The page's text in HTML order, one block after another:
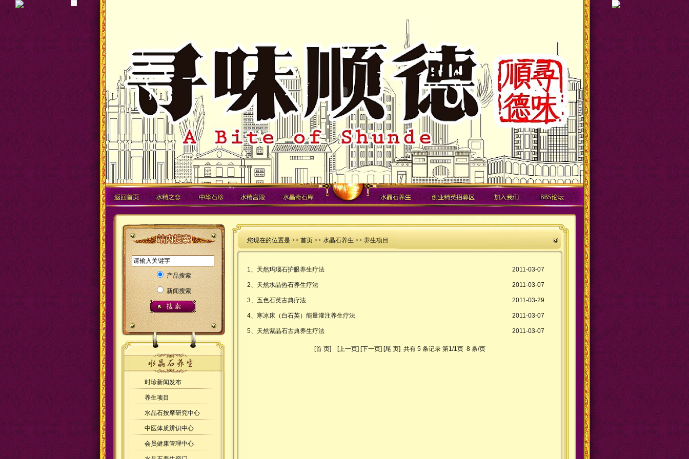
产品搜索
新闻搜索
时珍新闻发布
养生项目
水晶石按摩研究中心
中医体质辨识中心
会员健康管理中心
您现在的位置是 >> 首页>> 水晶石养生 >> 养生项目
1、 天然玛瑙石护眼养生疗法 2011-03-07
2、 天然水晶热石养生疗法 2011-03-07
3、 五色石英古典疗法 2011-03-29
4、 寒冰床（白石英）能量灌注养生疗法 2011-03-07
5、 天然紫晶石古典养生疗法 2011-03-07
[首 页] [上一页] [下一页] [尾 页] 共有 5 条记录 第1/1页 8 条/页